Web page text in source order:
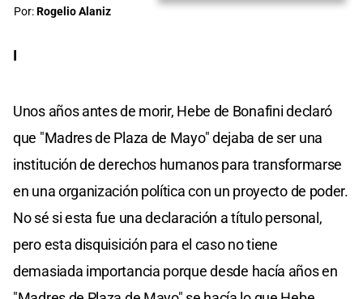
Por:Rogelio Alaniz
I
Unos años antes de morir, Hebe de Bonafini declaró
que "Madres de Plaza de Mayo" dejaba de ser una
institución de derechos humanos para transformarse
en una organización política con un proyecto de poder.
No sé si esta fue una declaración a título personal,
pero esta disquisición para el caso no tiene
demasiada importancia porque desde hacía años en